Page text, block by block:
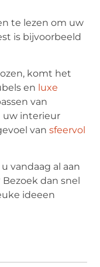
te lezen om uw
is bijvoorbeeld
komt het
en luxe
van
uw interieur
vansfeervol
vandaag al aan
dan snel
ideeen